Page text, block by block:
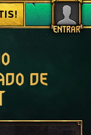
ENTRAR
de